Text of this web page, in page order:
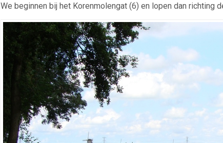
We beginnen bij het Korenmolengat (6) en lopen dan richting